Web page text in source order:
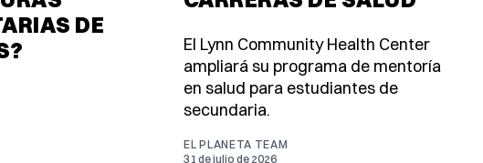
DE
El Lynn Community Health Center
ampliará su programa de mentoría
en salud para estudiantes de
secundaria.
EL PLANETA TEAM
31 de julio de 2026